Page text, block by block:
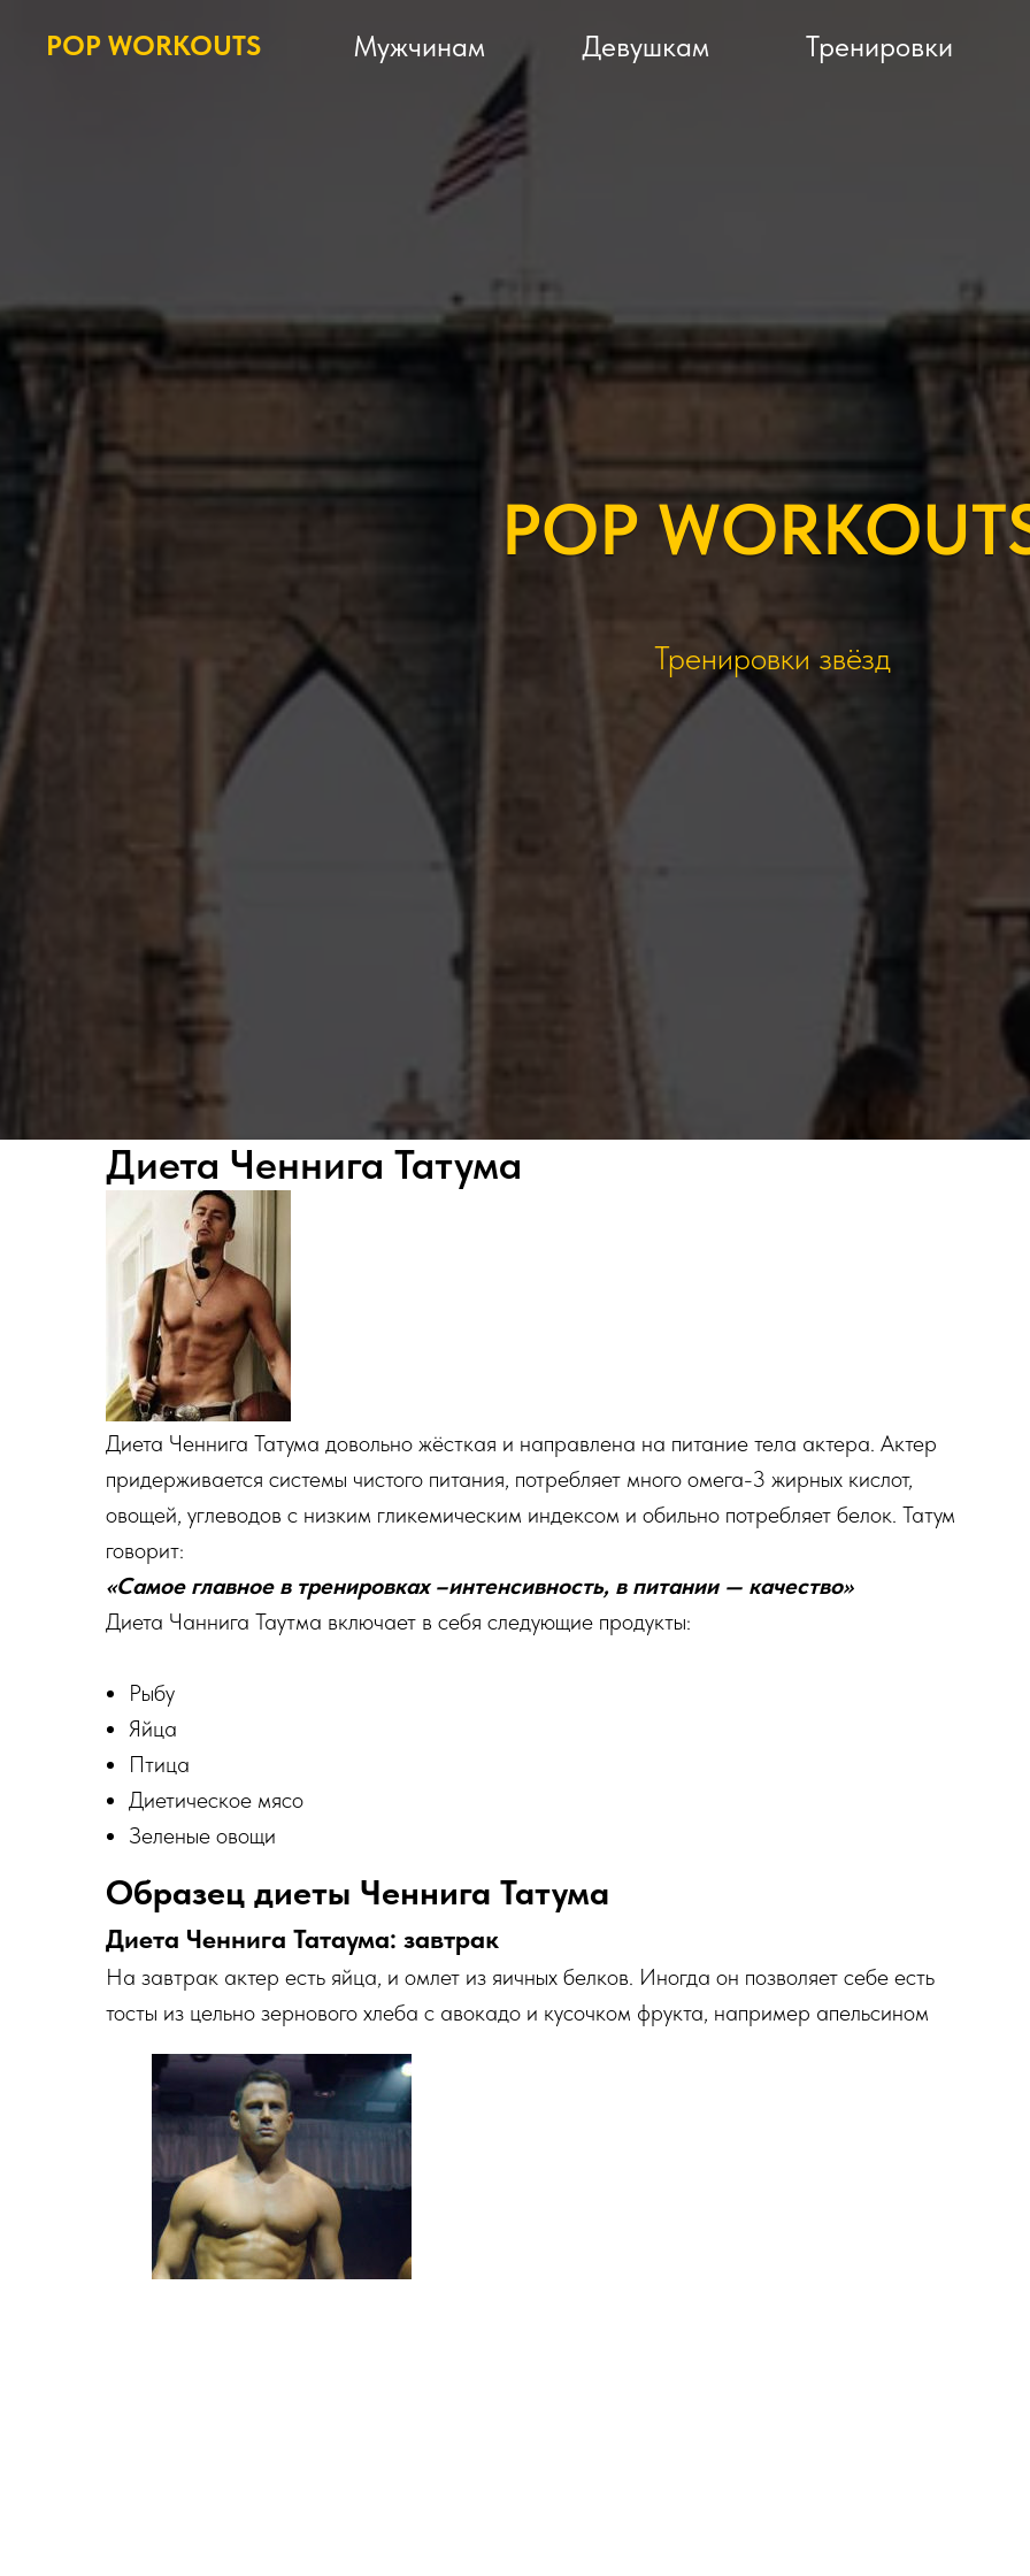
POP
Тренировки звёзд
POP WORKOUTS Мужчинам Девушкам Тренировки
Диета Ченнига Татума
Диета Ченнига Татума довольно жёсткая и направлена на питание тела актера. Актер
придерживается системы чистого питания, потребляет много омега-3 жирных кислот,
овощей, углеводов с низким гликемическим индексом и обильно потребляет белок. Татум
говорит:
«Самое главное в тренировках –интенсивность, в питании — качество»
Диета Чаннига Таутма включает в себя следующие продукты:
Рыбу
Яйца
Птица
Диетическое мясо
Зеленые овощи
Образец диеты Ченнига Татума
Диета Ченнига Татаума: завтрак
На завтрак актер есть яйца, и омлет из яичных белков. Иногда он позволяет себе есть
тосты из цельно зернового хлеба с авокадо и кусочком фрукта, например апельсином